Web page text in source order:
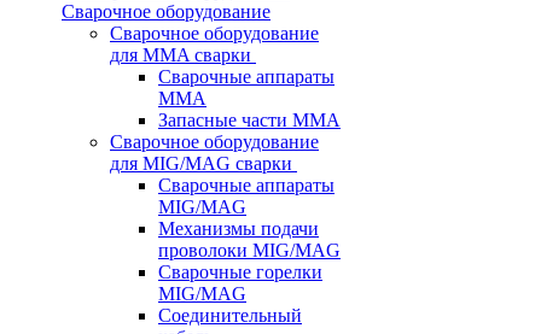
Сварочное оборудование
Сварочное оборудование
для MMA сварки
Сварочные аппараты
MMA
Запасные части MMA
Сварочное оборудование
для MIG/MAG сварки
Сварочные аппараты
MIG/MAG
Механизмы подачи
проволоки MIG/MAG
Сварочные горелки
MIG/MAG
Соединительный